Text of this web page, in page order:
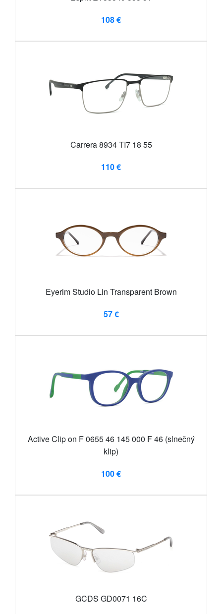
108 €
Carrera 8934 TI7 18 55
110 €
Eyerim Studio Lin Transparent Brown
57 €
Active Clip on F 0655 46 145 000 F 46 (slnečný
klip)
100 €
GCDS GD0071 16C